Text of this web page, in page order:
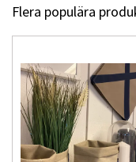
Flera populära